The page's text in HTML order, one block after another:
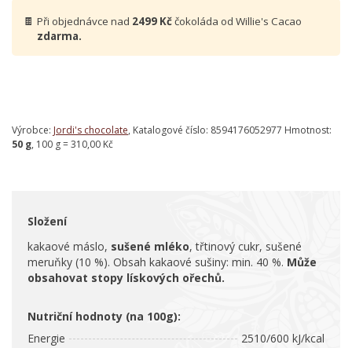
🍫 Při objednávce nad 2499 Kččokoláda od Willie's Cacao
zdarma.
Výrobce: Jordi's chocolate, Katalogové číslo: 8594176052977 Hmotnost:
50 g, 100 g = 310,00 Kč
Složení
kakaové máslo, sušené mléko, třtinový cukr, sušené
meruňky (10 %). Obsah kakaové sušiny: min. 40 %. Může
obsahovat stopy lískových ořechů.
Nutriční hodnoty (na 100g):
Energie
2510/600 kJ/kcal